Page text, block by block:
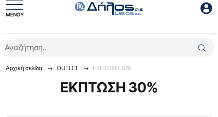
ΜΕΝΟΥ
Αρχική σελίδα OUTLET ΕΚΠΤΩΣΗ 30%
ΕΚΠΤΩΣΗ 30%